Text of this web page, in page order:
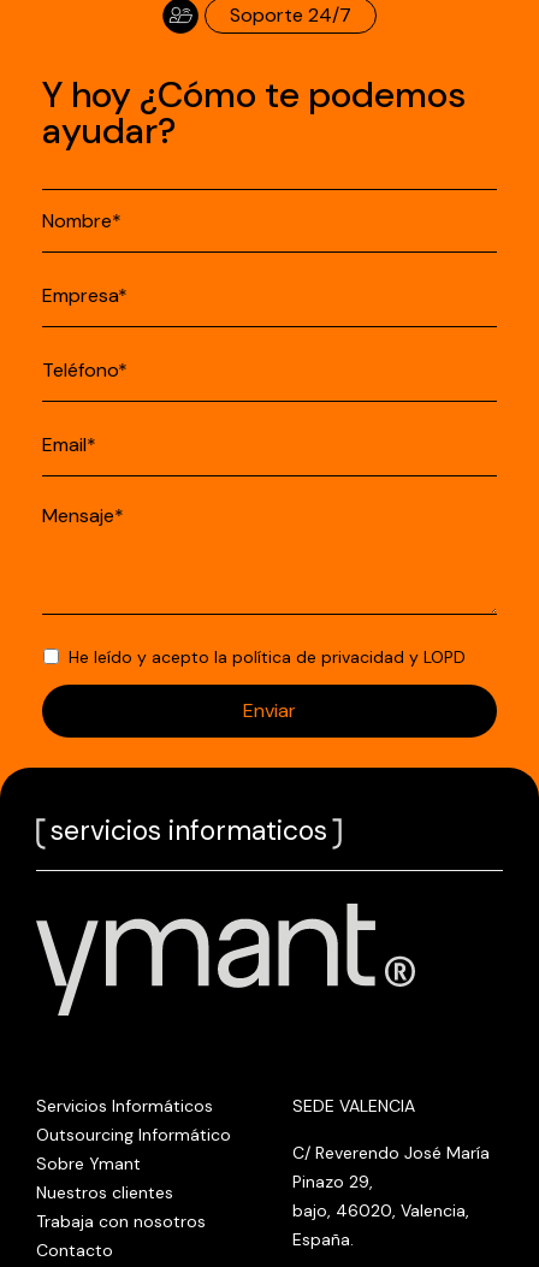
Soporte 24/7
Y hoy ¿Cómo te podemos
ayudar?
He leído y acepto la política de privacidad y LOPD
servicios informaticos
Servicios Informáticos
Outsourcing Informático
Sobre Ymant
Nuestros clientes
Trabaja con nosotros
Contacto
SEDE VALENCIA
C/ Reverendo José María
Pinazo 29,
bajo, 46020, Valencia,
España.